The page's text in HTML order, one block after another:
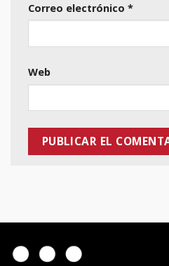
Correo electrónico *
Web